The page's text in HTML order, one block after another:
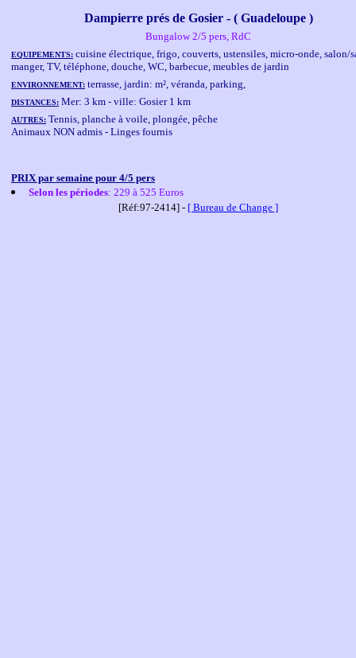
Dampierre prés de Gosier - ( Guadeloupe )
Bungalow 2/5 pers, RdC
EQUIPEMENTS: cuisine électrique, frigo, couverts, ustensiles, micro-onde, salon/
manger, TV, téléphone, douche, WC, barbecue, meubles de jardin
ENVIRONNEMENT: terrasse, jardin: m², véranda, parking,
DISTANCES: Mer: 3 km - ville: Gosier 1 km
AUTRES: Tennis, planche à voile, plongée, pêche
Animaux NON admis - Linges fournis
PRIX par semaine pour 4/5 pers
Selon les périodes: 229 à 525 Euros
[Réf:97-2414] - [ Bureau de Change ]